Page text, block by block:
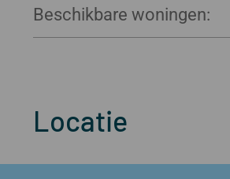
Beschikbare woningen:
Locatie